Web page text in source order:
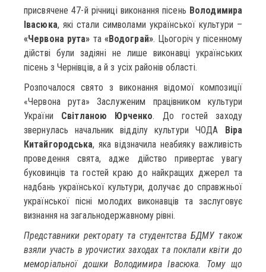
присвячене 47-й річниці виконання пісень Володимира
Івасюка, які стали символами української культури –
«Червона рута» та «Водограй». Цьогоріч у пісенному
дійстві були задіяні не лише виконавці українських
пісень з Чернівців, а й з усіх районів області.
Розпочалося свято з виконання відомої композиції
«Червона рута» Заслуженим працівником культури
України Світланою Юрченко. До гостей заходу
звернулась начальник відділу культури ЧОДА Віра
Китайгородська, яка відзначила неабияку важливість
проведення свята, адже дійство привертає увагу
буковинців та гостей краю до найкращих джерел та
надбань української культури, долучає до справжньої
української пісні молодих виконавців та заслуговує
визнання на загальнодержавному рівні.
Представники ректорату та студентства БДМУ також
взяли участь в урочистих заходах та поклали квіти до
меморіальної дошки Володимира Івасюка. Тому що